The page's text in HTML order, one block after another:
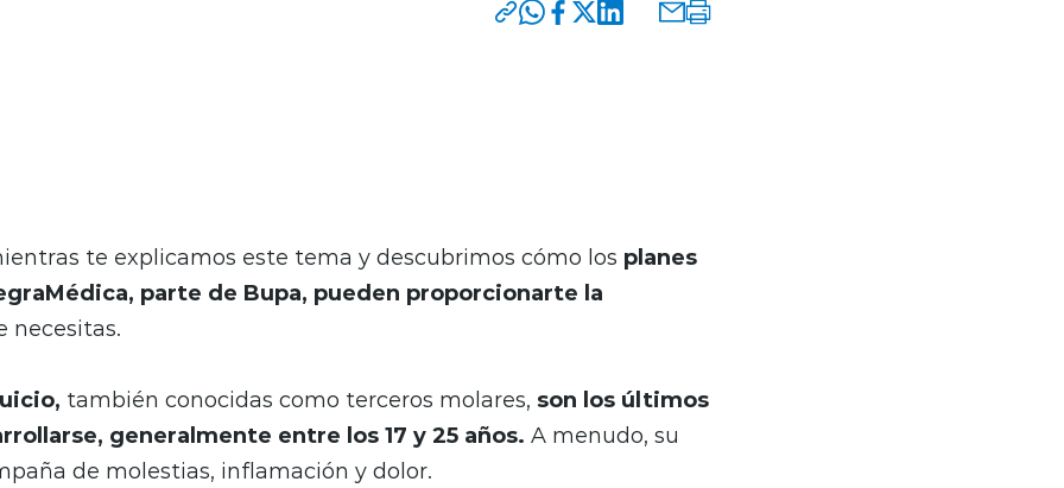
te explicamos este tema y descubrimos cómo los planes
parte de Bupa, pueden proporcionarte la
necesitas.
también conocidas como terceros molares, son los últimos
generalmente entre los 17 y 25 años. A menudo, su
de molestias, inflamación y dolor.